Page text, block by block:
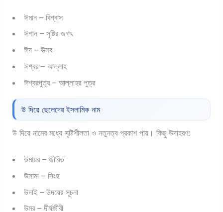
ঈমান – বিশ্বাস
ঈশান – সৃষ্টির জগৎ
ঈদ – উত্সব
ঈশ্বর – আল্লাহ
ঈশ্বরপুত্র – আল্লাহর পুত্র
উ দিয়ে ছেলেদের ইসলামিক নাম
উ দিয়ে নামের মধ্যে সৃষ্টিশীলতা ও নতুনত্ব প্রকাশ পায়। কিছু উদাহরণ:
উমায়র – জীবিত
উসামা – সিংহ
উদাই – উদয়ের সূচনা
উমর – দীর্ঘজীবী